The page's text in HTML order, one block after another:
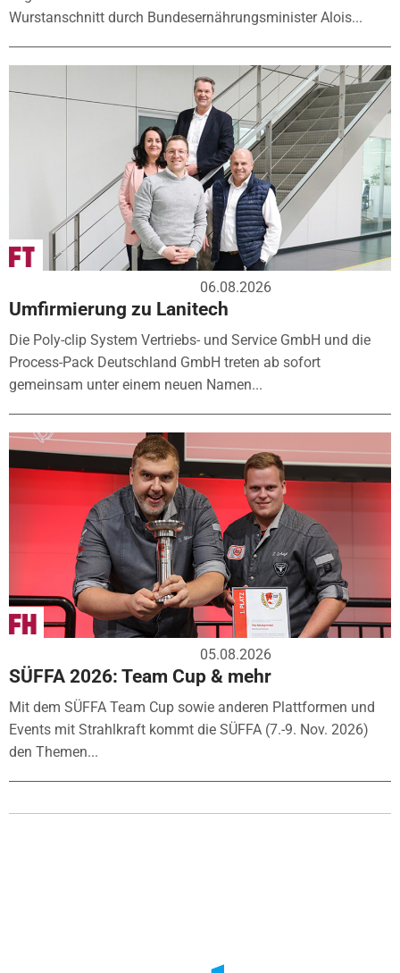
Wurstanschnitt durch Bundesernährungsminister Alois...
06.08.2026
Umfirmierung zu Lanitech
Die Poly-clip System Vertriebs- und Service GmbH und die
Process-Pack Deutschland GmbH treten ab sofort
gemeinsam unter einem neuen Namen...
05.08.2026
SÜFFA 2026: Team Cup & mehr
Mit dem SÜFFA Team Cup sowie anderen Plattformen und
Events mit Strahlkraft kommt die SÜFFA (7.-9. Nov. 2026)
den Themen...